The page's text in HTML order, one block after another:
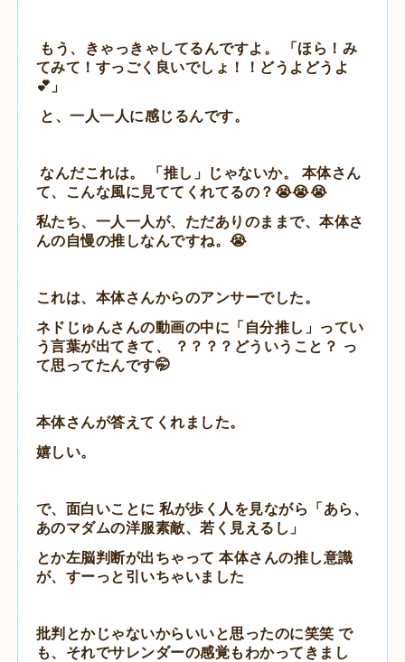
もう、きゃっきゃしてるんですよ。 「ほら！み
てみて！すっごく良いでしょ！！どうよどうよ︎
💕」
と、一人一人に感じるんです。
なんだこれは。 「推し」じゃないか。 本体さん
て、こんな風に見ててくれてるの？😭😭😭
私たち、一人一人が、ただありのままで、本体さ
んの自慢の推しなんですね。😭
これは、本体さんからのアンサーでした。
ネドじゅんさんの動画の中に「自分推し」ってい
う言葉が出てきて、 ？？？？どういうこと？ っ
て思ってたんです🤭
本体さんが答えてくれました。
嬉しい。
で、面白いことに 私が歩く人を見ながら「あら、
あのマダムの洋服素敵、若く見えるし」
とか左脳判断が出ちゃって 本体さんの推し意識
が、すーっと引いちゃいました
批判とかじゃないからいいと思ったのに笑笑 で
も、それでサレンダーの感覚もわかってきまし